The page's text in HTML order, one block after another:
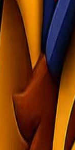
di Indonesia
ke Bandara
dengan harga